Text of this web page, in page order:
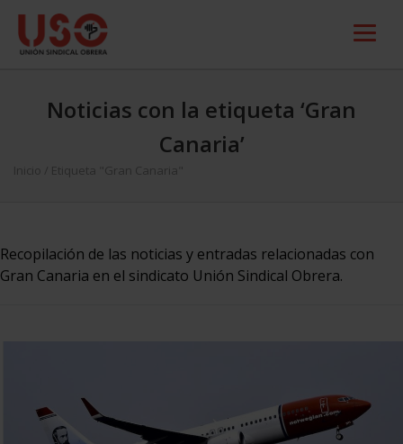
Noticias con la etiqueta ‘Gran
Canaria’
Inicio Etiqueta "Gran Canaria"
Recopilación de las noticias y entradas relacionadas con
Gran Canaria en el sindicato Unión Sindical Obrera.